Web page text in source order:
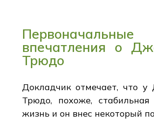
Первоначальные
впечатления о
Трюдо
Докладчик отмечает, что у
Трюдо, похоже, стабильная
жизнь и он внес некоторый